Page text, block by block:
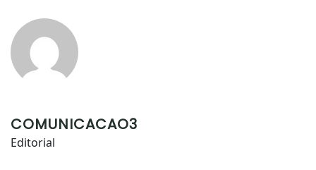
COMUNICACAO3
Editorial